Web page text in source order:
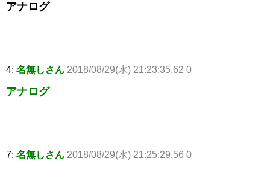
アナログ
4: 名無しさん 2018/08/29(水) 21:23:35.62 0
アナログ
7: 名無しさん 2018/08/29(水) 21:25:29.56 0